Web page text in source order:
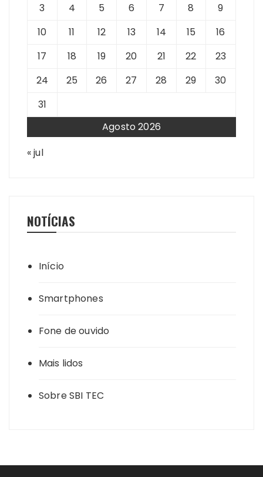
Agosto 2026
3
4 5 6 7 8
9
10
11 12 13 14 15
16
17
18 19 20 21 22
23
24
25 26 27 28 29
30
31
« jul
NOTÍCIAS
Início
Smartphones
Fone de ouvido
Mais lidos
Sobre SBI TEC